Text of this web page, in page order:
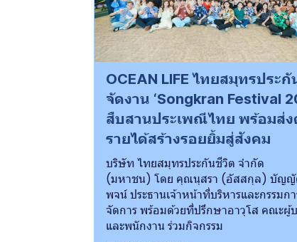
OCEAN LIFE ไทยสมุทรประ
จัดงาน ‘Songkran Festival
สืบสานประเพณีไทย พร้อมส่ง
รายได้สร้างรอยยิ้มสู่สังคม
บริษัท ไทยสมุทรประกันชีวิต จำกัด
(มหาชน) โดย คุณนุสรา (อัสสกุล) บัญ
พจน์ ประธานเจ้าหน้าที่บริหารและกรรมก
จัดการ พร้อมด้วยที่ปรึกษาอาวุโส คณะผู้
และพนักงาน ร่วมกิจกรรม